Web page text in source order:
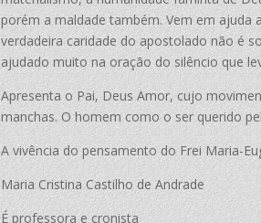
porém a maldade também. Vem em ajuda
verdadeira caridade do apostolado não é
ajudado muito na oração do silêncio que
Apresenta o Pai, Deus Amor, cujo
manchas. O homem como o ser querido
A vivência do pensamento do Frei Maria-
Maria Cristina Castilho de Andrade
É professora e cronista